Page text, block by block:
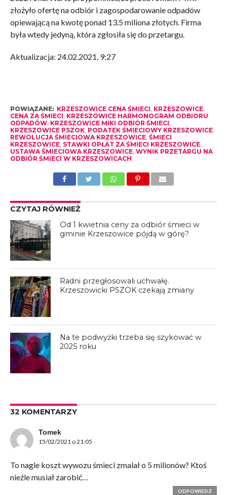
złożyło ofertę na odbiór i zagospodarowanie odpadów
opiewającą na kwotę ponad 13.5 miliona złotych. Firma
była wtedy jedyną, która zgłosiła się do przetargu.
Aktualizacja: 24.02.2021, 9:27
POWIĄZANE: KRZESZOWICE CENA ŚMIECI, KRZESZOWICE
CENA ZA ŚMIECI, KRZESZOWICE HARMONOGRAM ODBIORU
ODPADÓW, KRZESZOWICE MIKI ODBIÓR ŚMIECI,
KRZESZOWICE PSZOK, PODATEK ŚMIECIOWY KRZESZOWICE,
REWOLUCJA ŚMIECIOWA KRZESZOWICE, ŚMIECI
KRZESZOWICE, STAWKI OPŁAT ZA ŚMIECI KRZESZOWICE,
USTAWA ŚMIECIOWA KRZESZOWICE, WYNIK PRZETARGU NA
ODBIÓR ŚMIECI W KRZESZOWICACH
CZYTAJ RÓWNIEŻ
Od 1 kwietnia ceny za odbiór śmieci w
gminie Krzeszowice pójdą w górę?
Radni przegłosowali uchwałę.
Krzeszowicki PSZOK czekają zmiany
Na te podwyżki trzeba się szykować w
2025 roku
32 KOMENTARZY
Tomek
15/02/2021 o 21:05
To nagle koszt wywozu śmieci zmalał o 5 milionów? Ktoś
nieźle musiał zarobić…
ODPOWIEDZ